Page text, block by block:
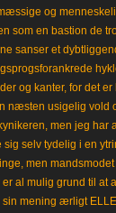
og
som en bastion de
sanser et
og kanter, for det
næsten usigelig vold
men jeg
sig selv tydelig i en
men
al mulig grund til at
sin mening ærligt